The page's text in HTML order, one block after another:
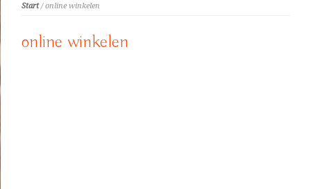
Start/ online winkelen
online winkelen